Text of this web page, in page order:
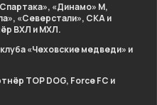
«Динамо» М,
«Северстали», СКА и
ВХЛ и МХЛ.
«Чеховские медведи» и
TOP DOG, Force FC и